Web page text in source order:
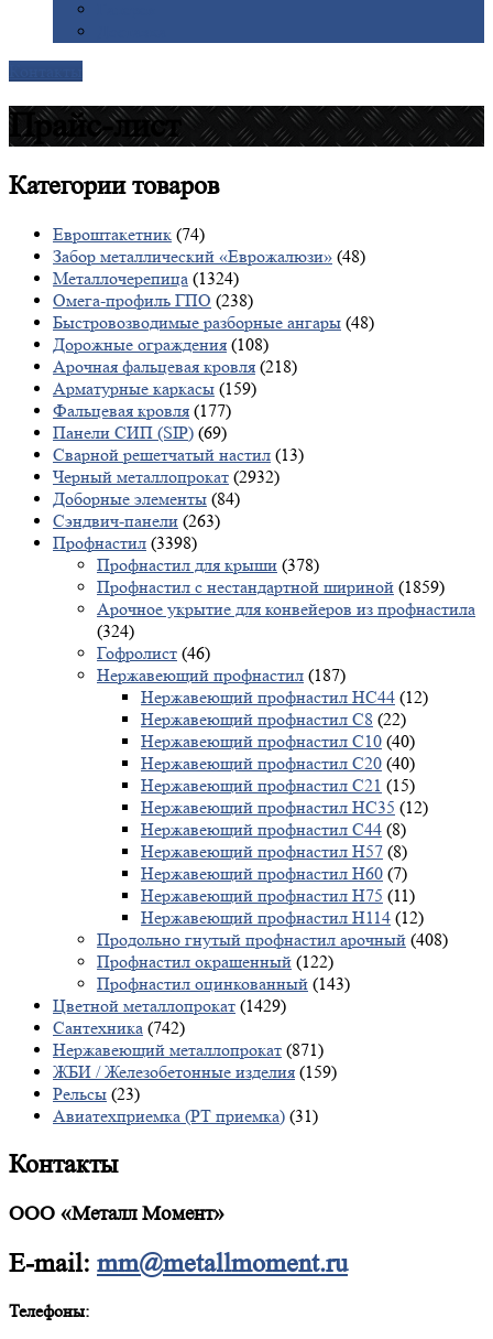
Прайс-лист
Категориитоваров
Евроштакетник (74)
Забор металлический «Еврожалюзи» (48)
Металлочерепица (1324)
Омега-профиль ГПО (238)
Быстровозводимые разборные ангары (48)
Дорожные ограждения (108)
Арочная фальцевая кровля (218)
Арматурные каркасы (159)
Фальцевая кровля (177)
Панели СИП (SIP) (69)
Сварной решетчатый настил (13)
Черный металлопрокат (2932)
Доборные элементы (84)
Сэндвич-панели (263)
Профнастил (3398)
Профнастил для крыши (378)
Профнастил с нестандартной шириной (1859)
Арочное укрытие для конвейеров из профнастила
(324)
Гофролист (46)
Нержавеющий профнастил (187)
Нержавеющий профнастил НС44 (12)
Нержавеющий профнастил С8 (22)
Нержавеющий профнастил С10 (40)
Нержавеющий профнастил С20 (40)
Нержавеющий профнастил С21 (15)
Нержавеющий профнастил НС35 (12)
Нержавеющий профнастил С44 (8)
Нержавеющий профнастил Н57 (8)
Нержавеющий профнастил Н60 (7)
Нержавеющий профнастил H75 (11)
Нержавеющий профнастил Н114 (12)
Продольно гнутый профнастил арочный (408)
Профнастил окрашенный (122)
Профнастил оцинкованный (143)
Цветной металлопрокат (1429)
Сантехника (742)
Нержавеющий металлопрокат (871)
ЖБИ / Железобетонные изделия (159)
Рельсы (23)
Авиатехприемка (РТ приемка) (31)
Контакты
ООО «Металл Момент»
E-mail: mm@metallmoment.ru
Телефоны: